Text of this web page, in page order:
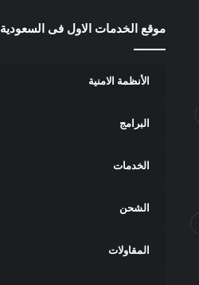
موقع الخدمات الاول فى السعودية
الأنظمة الامنية
البرامج
الخدمات
الشحن
المقاولات